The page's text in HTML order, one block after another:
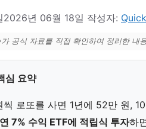
2026년 06월 18일 작성자:
공식 자료를 직접 확인하여 정리한 내
심 요약
씩 로또를 사면 1년에 52만 원,
연 7% 수익 ETF에 적립식 투자하